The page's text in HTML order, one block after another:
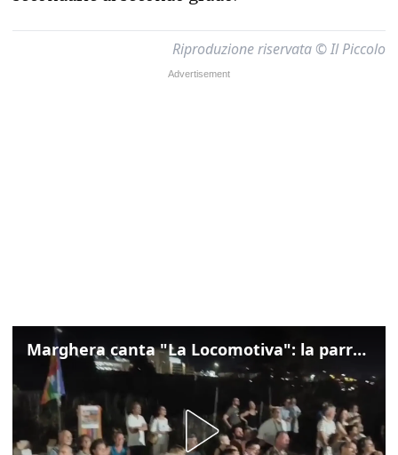
Riproduzione riservata © Il Piccolo
Marghera canta "La Locomotiva": la parrocchia della Cita ricorda Guccini